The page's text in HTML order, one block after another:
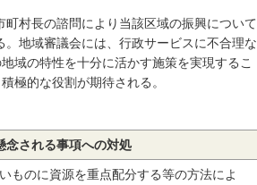
村長の諮問により当該区域の振興について
地域審議会には、行政サービスに不合理な
域の特性を十分に活かす施策を実現するこ
極的な役割が期待される。
念される事項への対処
ものに資源を重点配分する等の方法によ